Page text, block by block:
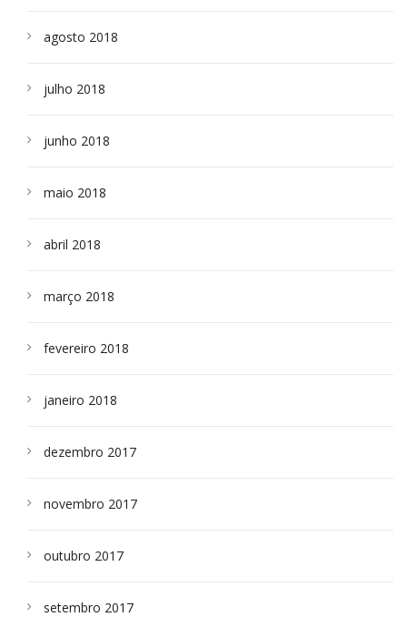
agosto 2018
julho 2018
junho 2018
maio 2018
abril 2018
março 2018
fevereiro 2018
janeiro 2018
dezembro 2017
novembro 2017
outubro 2017
setembro 2017